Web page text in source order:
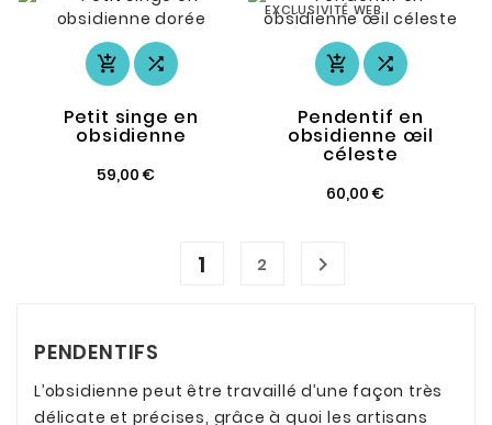
 
Petit singe en
obsidienne
59,00 €
EXCLUSIVITÉ WEB
 
Pendentif en
obsidienne œil
céleste
60,00 €
1 2 
PENDENTIFS
L’obsidienne peut être travaillé d’une façon très
délicate et précises, grâce à quoi les artisans